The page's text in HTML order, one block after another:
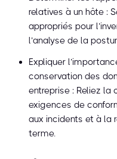
relatives à un hôte :
appropriés pour
l’analyse de la
Expliquer
conservation des
entreprise : Reliez la
exigences de
aux incidents et à la
terme.